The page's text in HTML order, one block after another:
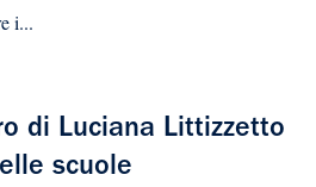
i...
di Luciana Littizzetto
scuole